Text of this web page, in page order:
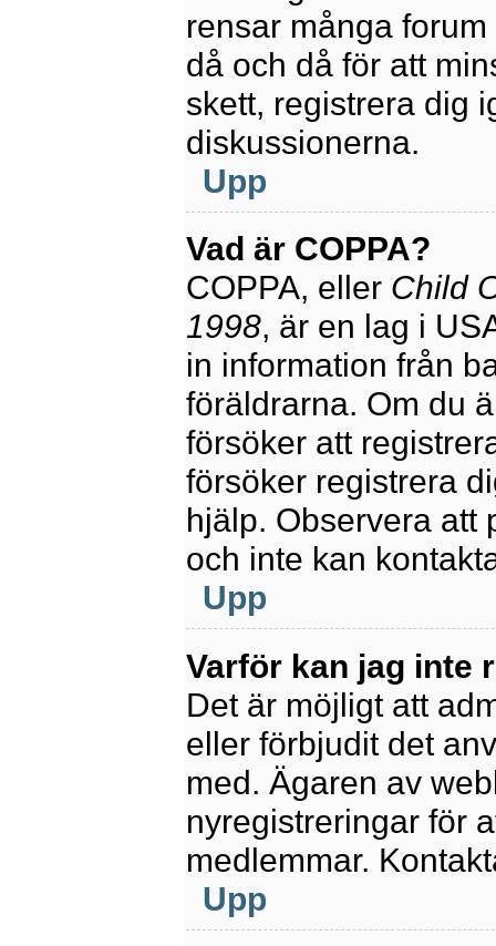
rensar många
då och då för att
skett, registrera dig
diskussionerna.
Upp
Vad är COPPA?
COPPA, eller Child
1998, är en lag i
in information från
föräldrarna. Om du
försöker att
försöker registrera
hjälp. Observera att
och inte kan
Upp
Varför kan jag inte
Det är möjligt att
eller förbjudit det
med. Ägaren av
nyregistreringar för
medlemmar.
Upp